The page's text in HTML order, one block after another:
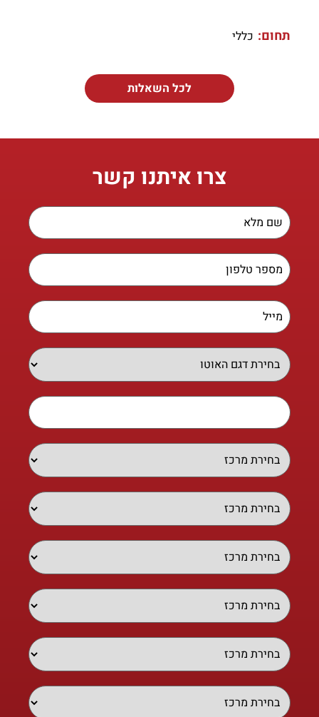
תחום: כללי
לכל השאלות
צרו איתנו קשר